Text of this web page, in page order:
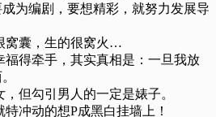
为编剧，要想精彩，就努力发展导
窝囊，生的很窝火…
得牵手，其实真相是：一旦我放
但勾引男人的一定是婊子。
冲动的想P成黑白挂墙上！